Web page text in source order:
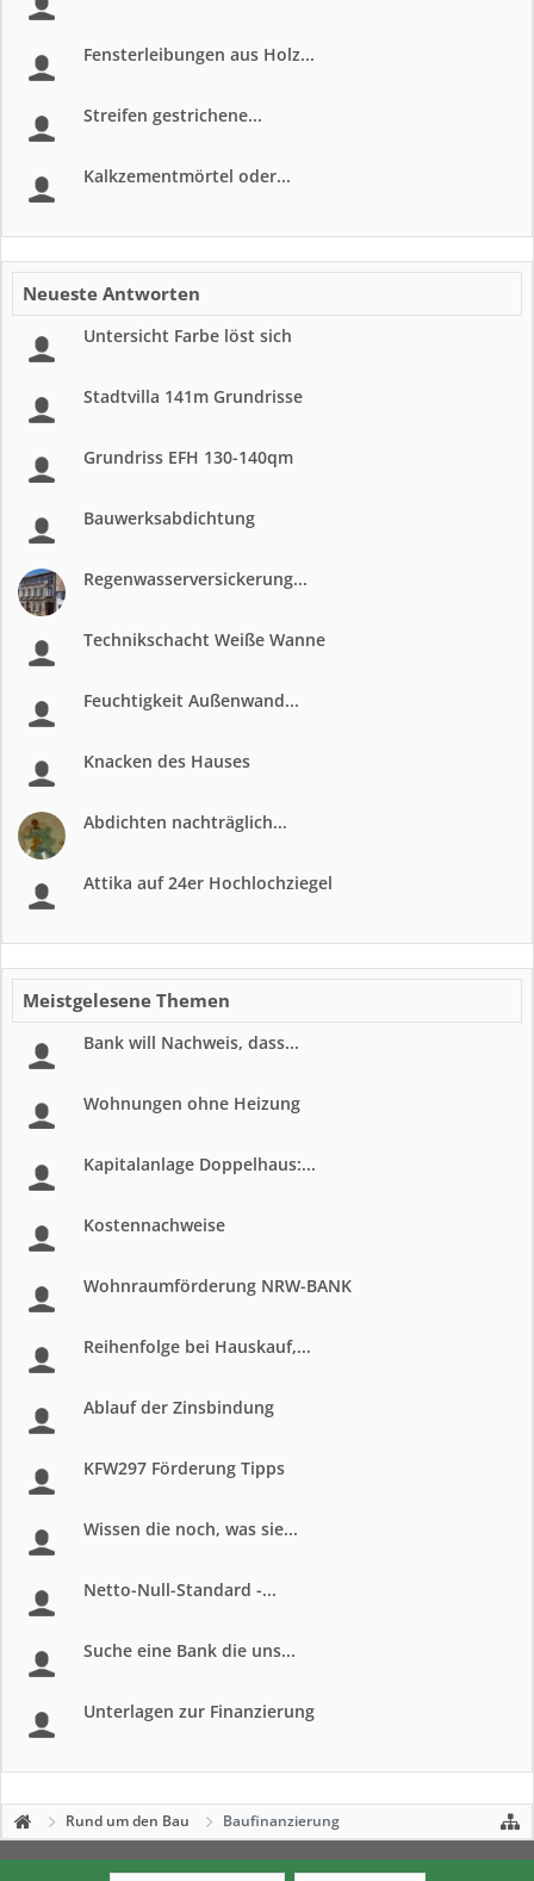
Fensterleibungen aus Holz...
Streifen gestrichene...
Kalkzementmörtel oder...
Neueste Antworten
Untersicht Farbe löst sich
Stadtvilla 141m Grundrisse
Grundriss EFH 130-140qm
Bauwerksabdichtung
Regenwasserversickerung...
Technikschacht Weiße Wanne
Feuchtigkeit Außenwand...
Knacken des Hauses
Abdichten nachträglich...
Attika auf 24er Hochlochziegel
Meistgelesene Themen
Bank will Nachweis, dass...
Wohnungen ohne Heizung
Kapitalanlage Doppelhaus:...
Kostennachweise
Wohnraumförderung NRW-BANK
Reihenfolge bei Hauskauf,...
Ablauf der Zinsbindung
KFW297 Förderung Tipps
Wissen die noch, was sie...
Netto-Null-Standard -...
Suche eine Bank die uns...
Unterlagen zur Finanzierung
Rund um den Bau Baufinanzierung